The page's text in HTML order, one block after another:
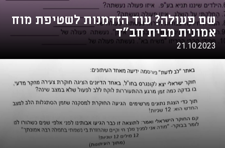
שם פעולה? עוד הזדמנות לשטיפת מוח
אמונית מבית חב"ד
21.10.2023